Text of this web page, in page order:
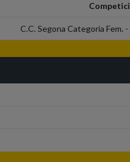
C.C. Segona Categoria Fem.